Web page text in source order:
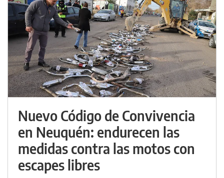
Nuevo Código de Convivencia
en Neuquén: endurecen las
medidas contra las motos con
escapes libres